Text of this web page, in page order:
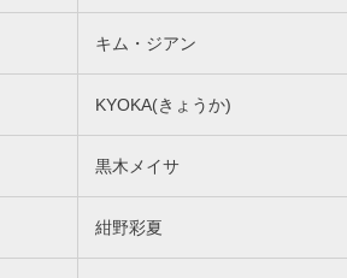
キム・ジアン
KYOKA(きょうか)
黒木メイサ
紺野彩夏